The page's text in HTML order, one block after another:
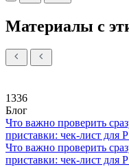
Материалы с
1336
Блог
Что важно проверить
приставки: чек-лист для
Что важно проверить
приставки: чек-лист для